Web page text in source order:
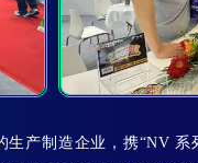
产制造企业，携“NV